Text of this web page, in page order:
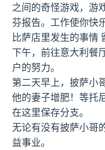
之间的奇怪游戏，游
芬报告。工作使你快
比萨店里发生的事情
下午，前往意大利餐
户的努力。
第二天早上，披萨小
他的妻子增肥！等托
在这里保存分支。
无论有没有披萨小哥
益事业。